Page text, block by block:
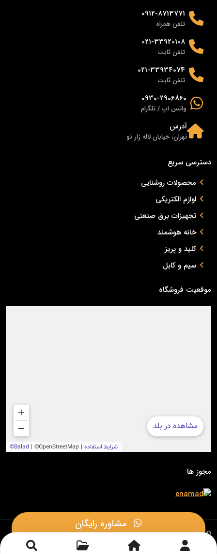
مشاوره رایگان
مشاوره در بله
0912-8713771
تلفن همراه
021-33920108
تلفن ثابت
021-33934074
تلفن ثابت
0930-2906860
واتس اپ / تلگرام
آدرس
تهران، خیابان لاله زار نو
دسترسی سریع
محصولات روشنایی
لوازم الکتریکی
تجهیزات برق صنعتی
خانه هوشمند
کلید و پریز
سیم و کابل
موقعیت فروشگاه
مجوز ها
© 1402 - تمامی حقوق این وب سایت متعلق به الکتروتاتمی باشد.
طراحی و توسعه توسط گروه طراحی وب سایت
داکا وب سایت